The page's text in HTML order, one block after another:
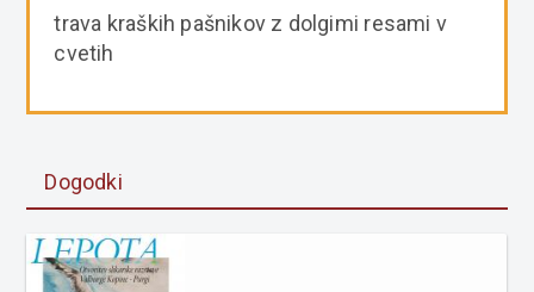
trava kraških pašnikov z dolgimi resami v
cvetih
Dogodki